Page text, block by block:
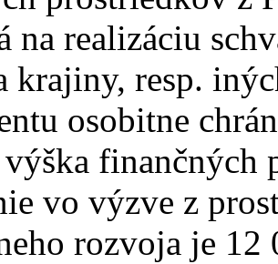
na realizáciu
krajiny, resp.
osobitne
finančných
vo výzve z
rozvoja je 12